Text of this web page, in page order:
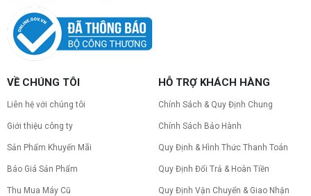
VỀ CHÚNG TÔI
Liên hệ với chúng tôi
Giới thiệu công ty
Sản Phẩm Khuyến Mãi
Báo Giá Sản Phẩm
Thu Mua Máy Cũ
HỖ TRỢ KHÁCH HÀNG
Chính Sách & Quy Định Chung
Chính Sách Bảo Hành
Quy Định & Hình Thức Thanh Toán
Quy Định Đổi Trả & Hoàn Tiền
Quy Định Vận Chuyển & Giao Nhận